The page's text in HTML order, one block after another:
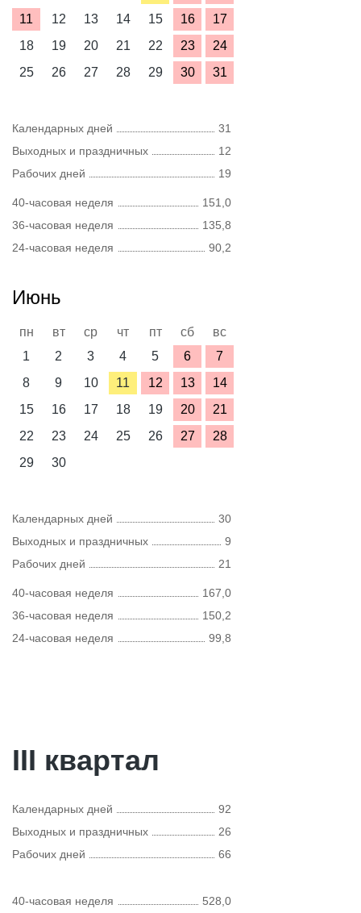
11
12 13 14 15 16
17
18
19 20 21 22 23
24
25
26 27 28 29 30 31
Календарных дней
31
Выходных и праздничных
12
Рабочих дней
19
40-часовая неделя
151,0
36-часовая неделя
135,8
24-часовая неделя
90,2
Июнь
пн вт ср чт пт сб
вс
1
2 3 4 5 6
7
8
9 10 11 12 13
14
15
16 17 18 19 20
21
22
23 24 25 26 27
28
29
30
Календарных дней
30
Выходных и праздничных
9
Рабочих дней
21
40-часовая неделя
167,0
36-часовая неделя
150,2
24-часовая неделя
99,8
III квартал
Календарных дней
92
Выходных и праздничных
26
Рабочих дней
66
40-часовая неделя 528,0